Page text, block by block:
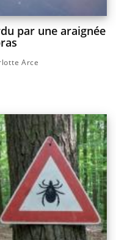
par une araignée
Arce